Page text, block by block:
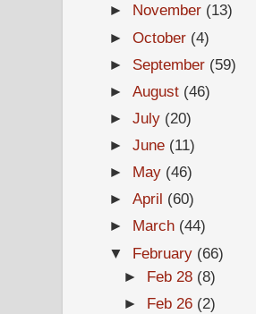
► November (13)
►October (4)
► September (59)
►August (46)
►July (20)
►June (11)
► May (46)
►April (60)
► March (44)
▼ February (66)
► Feb 28 (8)
► Feb 26 (2)